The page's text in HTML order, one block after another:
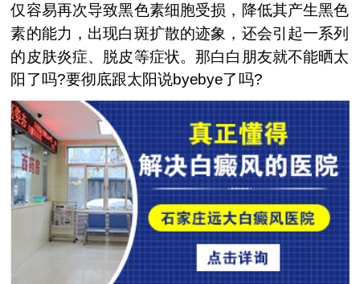
仅容易再次导致黑色素细胞受损，降低其产生黑色
素的能力，出现白斑扩散的迹象，还会引起一系列
的皮肤炎症、脱皮等症状。那白白朋友就不能晒太
阳了吗?要彻底跟太阳说byebye了吗?